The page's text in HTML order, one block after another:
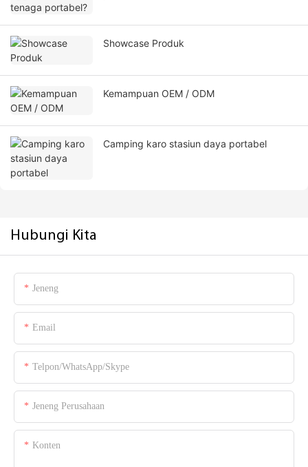
Showcase Produk
Kemampuan OEM / ODM
Camping karo stasiun daya portabel
Hubungi Kita
Jeneng
Email
Telpon/WhatsApp/Skype
Jeneng Perusahaan
Konten